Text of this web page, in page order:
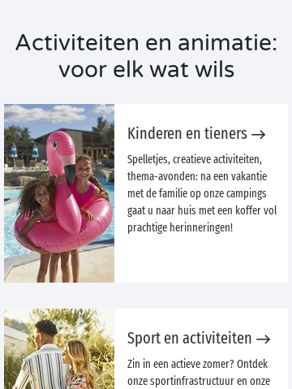
Activiteiten en animatie:
voor elk wat wils
Kinderen en tieners
Spelletjes, creatieve activiteiten,
thema-avonden: na een vakantie
met de familie op onze campings
gaat u naar huis met een koffer vol
prachtige herinneringen!
Sport en activiteiten
Zin in een actieve zomer? Ontdek
onze sportinfrastructuur en onze